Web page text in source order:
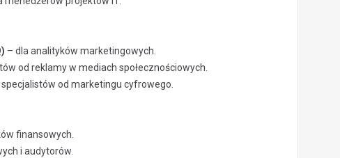
– dla analityków marketingowych.
od reklamy w mediach społecznościowych.
specjalistów od marketingu cyfrowego.
finansowych.
i audytorów.